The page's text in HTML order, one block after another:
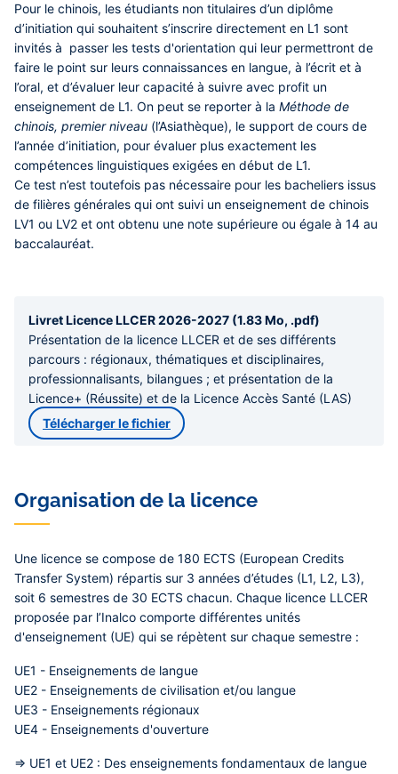
Pour le chinois, les étudiants non titulaires d’un diplôme
d’initiation qui souhaitent s’inscrire directement en L1 sont
invités à passer les tests d'orientation qui leur permettront de
faire le point sur leurs connaissances en langue, à l’écrit et à
l’oral, et d’évaluer leur capacité à suivre avec profit un
enseignement de L1. On peut se reporter à la Méthode de
chinois, premier niveau (l’Asiathèque), le support de cours de
l’année d’initiation, pour évaluer plus exactement les
compétences linguistiques exigées en début de L1.
Ce test n’est toutefois pas nécessaire pour les bacheliers issus
de filières générales qui ont suivi un enseignement de chinois
LV1 ou LV2 et ont obtenu une note supérieure ou égale à 14 au
baccalauréat.
Livret Licence LLCER 2026-2027 (1.83 Mo, .pdf)
Présentation de la licence LLCER et de ses différents
parcours : régionaux, thématiques et disciplinaires,
professionnalisants, bilangues ; et présentation de la
Licence+ (Réussite) et de la Licence Accès Santé (LAS)
Télécharger le fichier
Organisation de la licence
Une licence se compose de 180 ECTS (European Credits
Transfer System) répartis sur 3 années d’études (L1, L2, L3),
soit 6 semestres de 30 ECTS chacun. Chaque licence LLCER
proposée par l’Inalco comporte différentes unités
d'enseignement (UE) qui se répètent sur chaque semestre :
UE1 - Enseignements de langue
UE2 - Enseignements de civilisation et/ou langue
UE3 - Enseignements régionaux
UE4 - Enseignements d'ouverture
=> UE1 et UE2 : Des enseignements fondamentaux de langue